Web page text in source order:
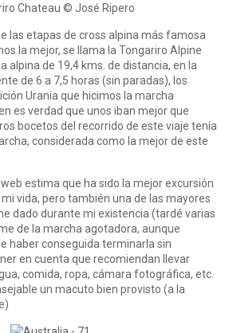
Chateau © José Ripero
las etapas de cross alpina más famosa
la mejor, se llama la Tongariro Alpine
alpina de 19,4 kms. de distancia, en la
de 6 a 7,5 horas (sin paradas), los
Urania que hicimos la marcha
es verdad que unos iban mejor que
bocetos del recorrido de este viaje tenía
considerada como la mejor de este
estima que ha sido la mejor excursión
vida, pero también una de las mayores
dado durante mi existencia (tardé varias
de la marcha agotadora, aunque
haber conseguida terminarla sin
en cuenta que recomiendan llevar
comida, ropa, cámara fotográfica, etc.
un macuto bien provisto (a la